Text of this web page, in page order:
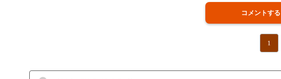
コメントする
1